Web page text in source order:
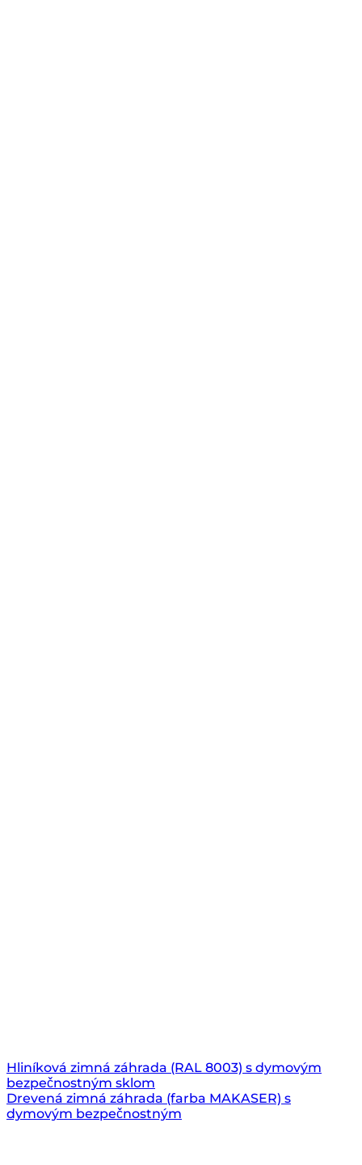
Hliníková zimná záhrada (RAL 8003) s dymovým
bezpečnostným sklom
Drevená zimná záhrada (farba MAKASER) s
dymovým bezpečnostným